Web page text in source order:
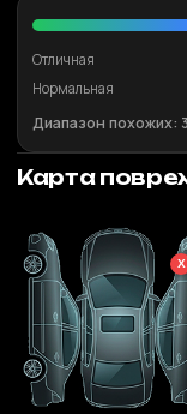
Отличная
Нормальная
Диапазон похожих:
Карта
X